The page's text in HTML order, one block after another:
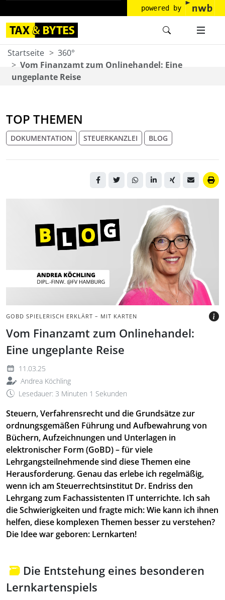
powered by
Startseite
360°
Vom Finanzamt zum Onlinehandel: Eine
ungeplante Reise
TOP THEMEN
DOKUMENTATION STEUERKANZLEI BLOG
GOBD SPIELERISCH ERKLÄRT – MIT KARTEN
Vom Finanzamt zum Onlinehandel:
Eine ungeplante Reise
11.03.25
Andrea Köchling
Lesedauer: 3 Minuten 1 Sekunden
Porträtfoto von Andrea
Köchling mit Brille und
pinkem Oberteil vor
grauem Hintergrund.
BILD: @TAXANDBYTES
Steuern, Verfahrensrecht und die Grundsätze zur
ordnungsgemäßen Führung und Aufbewahrung von
Büchern, Aufzeichnungen und Unterlagen in
elektronischer Form (GoBD) – für viele
Lehrgangsteilnehmende sind diese Themen eine
Herausforderung. Genau das erlebe ich regelmäßig,
wenn ich am Steuerrechtsinstitut Dr. Endriss den
Lehrgang zum Fachassistenten IT unterrichte. Ich sah
die Schwierigkeiten und fragte mich: Wie kann ich ihnen
helfen, diese komplexen Themen besser zu verstehen?
Die Idee war geboren: Lernkarten!
🗃️ Die Entstehung eines besonderen
Lernkartenspiels